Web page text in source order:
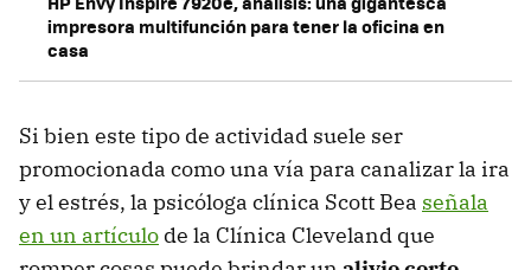
impresora multifunción para tener la oficina en
casa
Si bien este tipo de actividad suele ser
promocionada como una vía para canalizar la ira
y el estrés, la psicóloga clínica Scott Bea señala
en un artículo de la Clínica Cleveland que